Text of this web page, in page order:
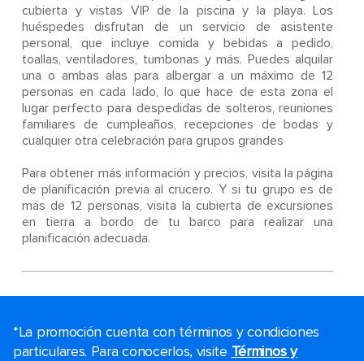
cubierta y vistas VIP de la piscina y la playa. Los
huéspedes disfrutan de un servicio de asistente
personal, que incluye comida y bebidas a pedido,
toallas, ventiladores, tumbonas y más. Puedes alquilar
una o ambas alas para albergar a un máximo de 12
personas en cada lado, lo que hace de esta zona el
lugar perfecto para despedidas de solteros, reuniones
familiares de cumpleaños, recepciones de bodas y
cualquier otra celebración para grupos grandes
Para obtener más información y precios, visita la página
de planificación previa al crucero. Y si tu grupo es de
más de 12 personas, visita la cubierta de excursiones
en tierra a bordo de tu barco para realizar una
planificación adecuada.
*La promoción cuenta con términos y condiciones
particulares. Para conocerlos, visite Términos y